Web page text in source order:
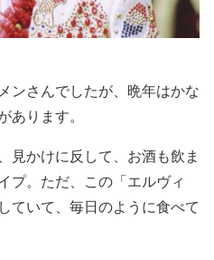
ンさんでしたが、晩年はかな
あります。
見かけに反して、お酒も飲ま
プ。ただ、この「エルヴィ
ていて、 毎日のように食べて